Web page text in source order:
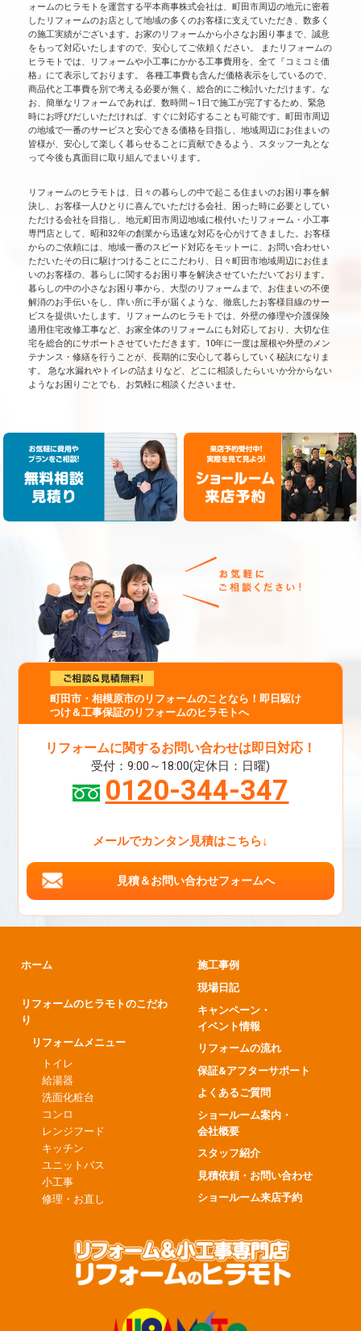
ォームのヒラモトを運営する平本商事株式会社は、町田市周辺の地元に密着
したリフォームのお店として地域の多くのお客様に支えていただき、数多く
の施工実績がございます。お家のリフォームから小さなお困り事まで、誠意
をもって対応いたしますので、安心してご依頼ください。 またリフォームの
ヒラモトでは、リフォームや小工事にかかる工事費用を、全て『コミコミ価
格』にて表示しております。 各種工事費も含んだ価格表示をしているので、
商品代と工事費を別で考える必要が無く、総合的にご検討いただけます。な
お、簡単なリフォームであれば、数時間～1日で施工が完了するため、緊急
時にお呼びだしいただければ、すぐに対応することも可能です。町田市周辺
の地域で一番のサービスと安心できる価格を目指し、地域周辺にお住まいの
皆様が、安心して楽しく暮らせることに貢献できるよう、スタッフ一丸とな
って今後も真面目に取り組んでまいります。
リフォームのヒラモトは、日々の暮らしの中で起こる住まいのお困り事を解
決し、お客様一人ひとりに喜んでいただける会社、困った時に必要としてい
ただける会社を目指し、地元町田市周辺地域に根付いたリフォーム・小工事
専門店として、昭和32年の創業から迅速な対応を心がけてきました。お客様
からのご依頼には、地域一番のスピード対応をモットーに、お問い合わせい
ただいたその日に駆けつけることにこだわり、日々町田市地域周辺にお住ま
いのお客様の、暮らしに関するお困り事を解決させていただいております。
暮らしの中の小さなお困り事から、大型のリフォームまで、お住まいの不便
解消のお手伝いをし、痒い所に手が届くような、徹底したお客様目線のサー
ビスを提供いたします。リフォームのヒラモトでは、外壁の修理や介護保険
適用住宅改修工事など、お家全体のリフォームにも対応しており、大切な住
宅を総合的にサポートさせていただきます。10年に一度は屋根や外壁のメン
テナンス・修繕を行うことが、長期的に安心して暮らしていく秘訣になりま
す。 急な水漏れやトイレの詰まりなど、どこに相談したらいいか分からない
ようなお困りごとでも、お気軽に相談くださいませ。
町田市・相模原市のリフォームのことなら！即日駆け
つけ＆工事保証のリフォームのヒラモトへ
リフォームに関するお問い合わせは即日対応！
受付：9:00～18:00(定休日：日曜)
0120-344-347
メールでカンタン見積はこちら↓
見積＆お問い合わせフォームへ
ホーム
リフォームのヒラモトのこだわ
り
リフォームメニュー
トイレ
給湯器
洗面化粧台
コンロ
レンジフード
キッチン
ユニットバス
小工事
修理・お直し
施工事例
現場日記
キャンペーン・
イベント情報
リフォームの流れ
保証&アフターサポート
よくあるご質問
ショールーム案内・
会社概要
スタッフ紹介
見積依頼・お問い合わせ
ショールーム来店予約